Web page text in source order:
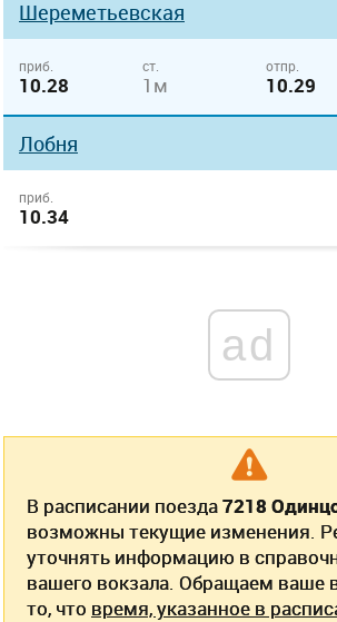
Шереметьевская
приб.
10.28
ст.
1м
отпр.
10.29
Лобня
приб.
10.34
ad
В расписании поезда7218
возможны текущие изменения.
уточнять информацию в
вашего вокзала. Обращаем ваше
то, что время, указанное в